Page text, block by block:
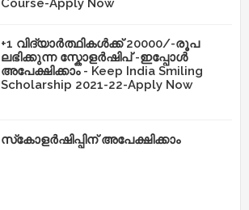
Course-Apply Now
+1 വിദ്യാർത്ഥികൾക്ക് 20000/-രൂപ
ലഭിക്കുന്ന സ്കോളർഷിപ് -ഇപ്പോൾ
അപേക്ഷിക്കാം - Keep India Smiling
Scholarship 2021-22-Apply Now
സ്‌കോളർഷിപ്പിന് അപേക്ഷിക്കാം